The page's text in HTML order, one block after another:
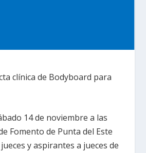
clínica de Bodyboard para
14 de noviembre a las
Fomento de Punta del Este
y aspirantes a jueces de